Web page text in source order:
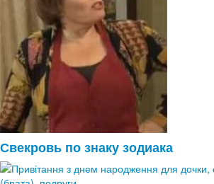
Свекровь по знаку зодиака